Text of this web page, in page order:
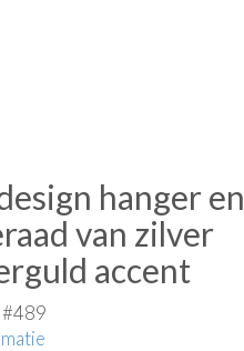
hanger en
van zilver
accent